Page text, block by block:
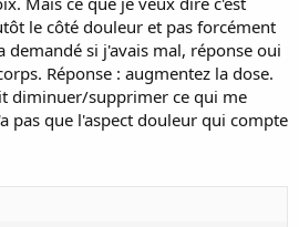
le côté douleur et pas forcément
demandé si j'avais mal, réponse oui
Réponse : augmentez la dose.
diminuer/supprimer ce qui me
pas que l'aspect douleur qui compte